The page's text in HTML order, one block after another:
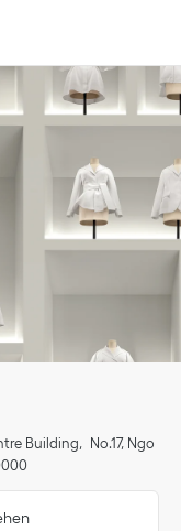
Building
No.17, Ngo